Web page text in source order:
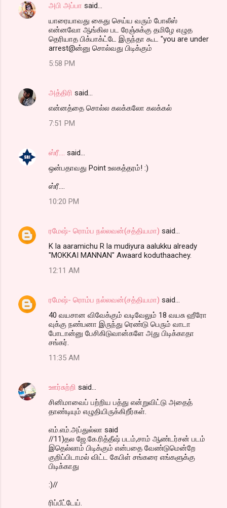
அபி அப்பா said…
யாரையாவது கைது செய்ய வரும் போலீஸ்
என்னவோ ஆங்கில பட ரேஞ்சுக்கு தமிழே எழுத
தெரியாத பிக்பாக்ட்டே இருந்தா கூட "you are under
arrest@ன்னு சொல்வது பிடிக்கும்
5:58 PM
அத்திரி said…
என்னத்தை சொல்ல கலக்கலோ கலக்கல்
7:51 PM
ஸ்ரீ....
said…
ஒன்பதாவது Point உலகத்தரம்! :)
ஸ்ரீ....
10:20 PM
ரமேஷ்- ரொம்ப நல்லவன்(சத்தியமா) said…
K la aaramichu R la mudiyura aalukku already
"MOKKAI MANNAN" Awaard koduthaachey.
12:11 AM
ரமேஷ்- ரொம்ப நல்லவன்(சத்தியமா) said…
40 வயசான விவேக்கும் வடிவேலும் 18 வயசு ஹீரோ
வுக்கு நண்பனா இருந்து ரெண்டு பெரும் வாடா
போடான்னு பேசிகிடுவான்களே அது பிடிக்காதா
சங்கர்.
11:35 AM
ஊர்சுற்றி said…
சினிமாவைப் பற்றிய பத்து என்றுவிட்டு அதைத்
தாண்டியும் எழுதியிருக்கிறீர்கள்.
எம்.எம்.அப்துல்லா said
//11)தல ஜே.கே.ரித்தீஷ் படம்,சாம் ஆண்டர்சன் படம்
இதெல்லாம் பிடிக்கும் என்பதை வேண்டுமென்றே
குறிப்பிடாமல் விட்ட கேபிள் சங்கரை எங்களுக்கு
பிடிக்காது
:)//
ரிப்பீட்டேய்.